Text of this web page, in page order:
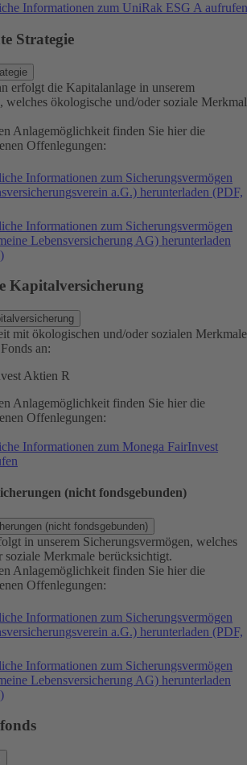
Informationen zum UniRak ESG A aufrufen
Strategie
erfolgt die Kapitalanlage in unserem
welches ökologische und/oder soziale
Anlagemöglichkeit finden Sie hier die
Offenlegungen:
Informationen zum Sicherungsvermögen
a.G.) herunterladen (PDF,
Informationen zum Sicherungsvermögen
Lebensversicherung AG) herunterladen
Kapitalversicherung
mit ökologischen und/oder sozialen
an:
Aktien R
Anlagemöglichkeit finden Sie hier die
Offenlegungen:
Informationen zum Monega FairInvest
(nicht fondsgebunden)
(nicht fondsgebunden)
in unserem Sicherungsvermögen, welches
soziale Merkmale berücksichtigt.
Anlagemöglichkeit finden Sie hier die
Offenlegungen:
Informationen zum Sicherungsvermögen
a.G.) herunterladen (PDF,
Informationen zum Sicherungsvermögen
Lebensversicherung AG) herunterladen